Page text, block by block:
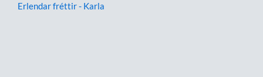
Erlendar fréttir - Karla